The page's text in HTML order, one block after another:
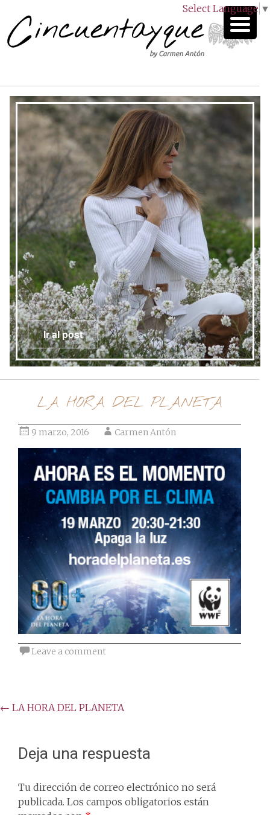
Select Language ▼
Ir al post
LA HORA DEL PLANETA
9 marzo, 2016 Carmen Antón
Leave a comment
Post
← LA HORA DEL PLANETA
Deja una respuesta
Tu dirección de correo electrónico no será
publicada. Los campos obligatorios están